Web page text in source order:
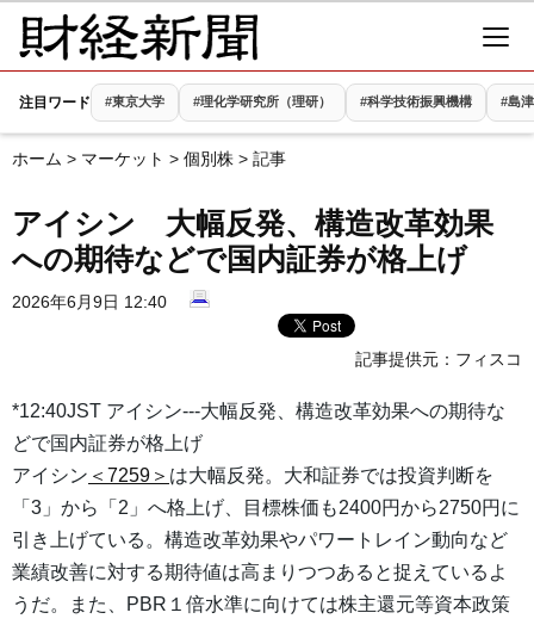
注目ワード #東京大学 #理化学研究所（理研） #科学技術振興機構 #島
ホーム > マーケット > 個別株 > 記事
アイシン 大幅反発、構造改革効果
への期待などで国内証券が格上げ
2026年6月9日 12:40
記事提供元： フィスコ
*12:40JST アイシン---大幅反発、構造改革効果への期待な
どで国内証券が格上げ
アイシン ＜7259＞ は大幅反発。大和証券では投資判断を
「3」から「2」へ格上げ、目標株価も2400円から2750円に
引き上げている。構造改革効果やパワートレイン動向など
業績改善に対する期待値は高まりつつあると捉えているよ
うだ。また、PBR１倍水準に向けては株主還元等資本政策